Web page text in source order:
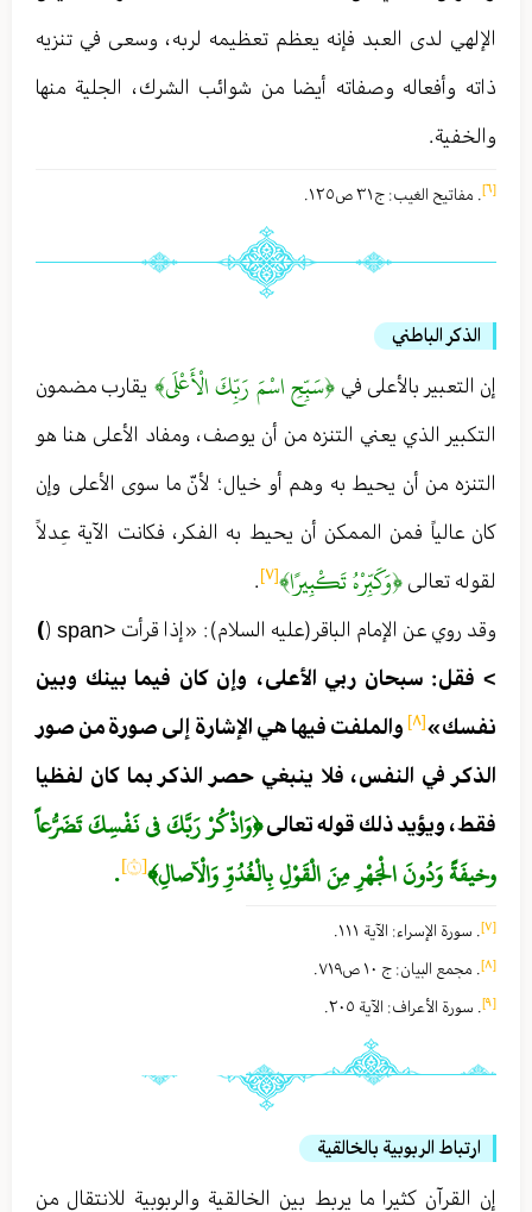
الإلهي لدى العبد فإنه يعظم تعظيمه لربه ، وسعى في تنزيه
ذاته وأفعاله وصفاته أيضا من شوائب الشرك ، الجلية منها
والخفية .
[٦] . مفاتیح الغیب : ج٣١ ص١٢٥ .
الذكر الباطني
إن التعبير بالأعلى في ﴿سَبِّحِ اسْمَ رَبِّكَ الْأَعْلَى﴾ يقارب مضمون
التكبير الذي يعني التنزه من أن يوصف ، ومفاد الأعلى هنا هو
التنزه من أن يحيط به وهم أو خيال ؛ لأنّ ما سوى الأعلى وإن
كان عالياً فمن الممكن أن يحيط به الفكر ، فكانت الآية عِدلاً
لقوله تعالى ﴿وَكَبِّرْهُ تَكْبِيرًا﴾[٧]
.
وقد روي عن الإمام الباقر (عليه السلام) : «إذا قرأت <span ﴿
﴾
> فقل : سبحان ربي الأعلى ، وإن كان فيما بينك وبين
نفسك»[٨]
والملفت فيها هي الإشارة إلى صورة من صور
الذكر في النفس ، فلا ينبغي حصر الذكر بما كان لفظيا
فقط ، ويؤيد ذلك قوله تعالى﴿وَاذْكُرْ رَبَّكَ في‏ نَفْسِكَ تَضَرُّعاً
وخيفَةً وَدُونَ الْجَهْرِ مِنَ الْقَوْلِ بِالْغُدُوِّ وَالْآصالِ﴾[٩] .
[٧] . سورة الإسراء : الآية ١١١ .
[٨] . مجمع البيان : ج ١٠ ص٧١٩ .
[٩] . سورة الأعراف : الآية ٢٠٥ .
ارتباط الربوبية بالخالقية
إن القرآن كثيرا ما يربط بين الخالقية والربوبية للانتقال من